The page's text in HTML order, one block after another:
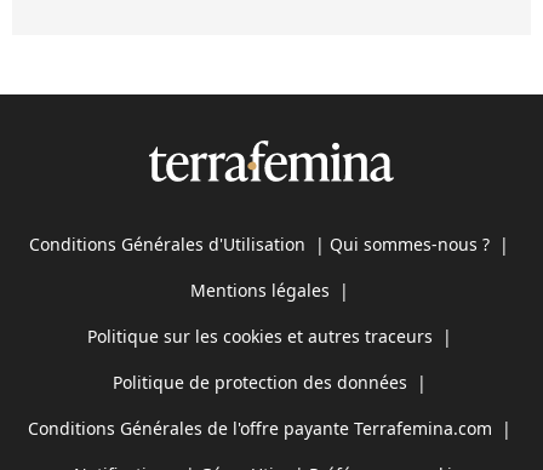
Conditions Générales d'Utilisation | Qui sommes-nous ? |
Mentions légales |
Politique sur les cookies et autres traceurs |
Politique de protection des données |
Conditions Générales de l'offre payante Terrafemina.com |